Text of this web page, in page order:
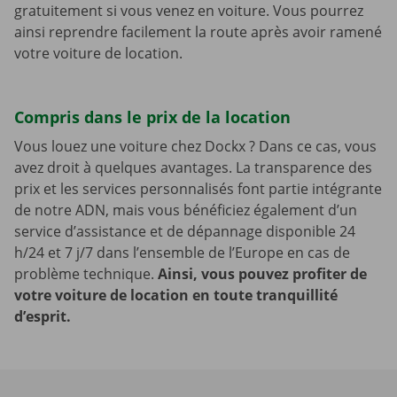
gratuitement si vous venez en voiture. Vous pourrez
ainsi reprendre facilement la route après avoir ramené
votre voiture de location.
Compris dans le prix de la location
Vous louez une voiture chez Dockx ? Dans ce cas, vous
avez droit à quelques avantages. La transparence des
prix et les services personnalisés font partie intégrante
de notre ADN, mais vous bénéficiez également d’un
service d’assistance et de dépannage disponible 24
h/24 et 7 j/7 dans l’ensemble de l’Europe en cas de
problème technique. Ainsi, vous pouvez profiter de
votre voiture de location en toute tranquillité
d’esprit.